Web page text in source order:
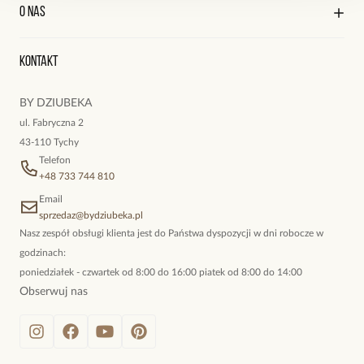
Reklamacje i zwroty
Edycja profilu
O nas
Oryginalne naszyjniki, topowe bransoletki, okazałe kolczyki,
Kontakt
BY DZIUBEKA
ul. Fabryczna 2
43-110 Tychy
Telefon
+48 733 744 810
Email
sprzedaz@bydziubeka.pl
Nasz zespół obsługi klienta jest do Państwa dyspozycji w dni robocze w
godzinach:
poniedziałek - czwartek od 8:00 do 16:00 piatek od 8:00 do 14:00
Obserwuj nas